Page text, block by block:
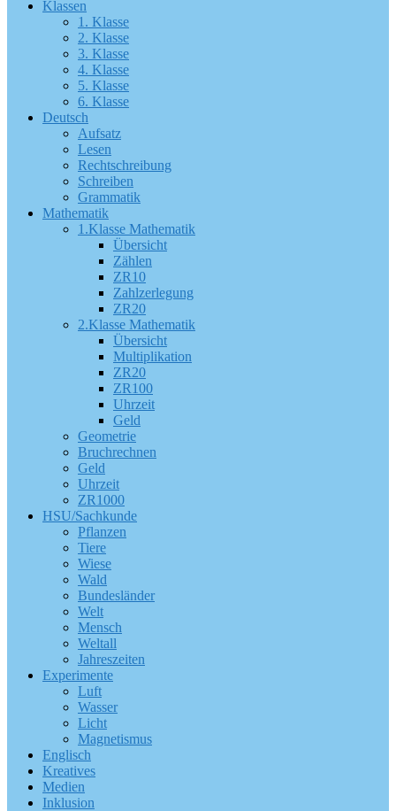
Klassen
1. Klasse
2. Klasse
3. Klasse
4. Klasse
5. Klasse
6. Klasse
Deutsch
Aufsatz
Lesen
Rechtschreibung
Schreiben
Grammatik
Mathematik
1.Klasse Mathematik
Übersicht
Zählen
ZR10
Zahlzerlegung
ZR20
2.Klasse Mathematik
Übersicht
Multiplikation
ZR20
ZR100
Uhrzeit
Geld
Geometrie
Bruchrechnen
Geld
Uhrzeit
ZR1000
HSU/Sachkunde
Pflanzen
Tiere
Wiese
Wald
Bundesländer
Welt
Mensch
Weltall
Jahreszeiten
Experimente
Luft
Wasser
Licht
Magnetismus
Englisch
Kreatives
Medien
Inklusion